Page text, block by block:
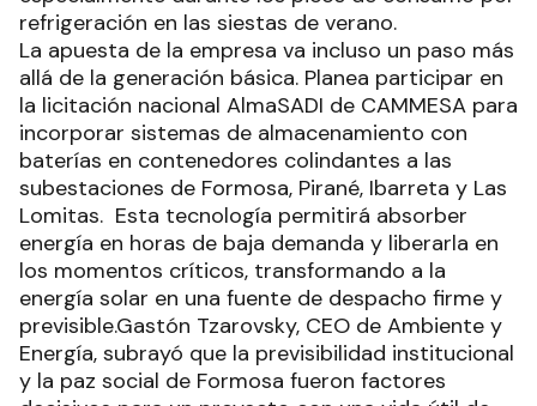
refrigeración en las siestas de verano.
La apuesta de la empresa va incluso un paso más
allá de la generación básica. Planea participar en
la licitación nacional AlmaSADI de CAMMESA para
incorporar sistemas de almacenamiento con
baterías en contenedores colindantes a las
subestaciones de Formosa, Pirané, Ibarreta y Las
Lomitas. Esta tecnología permitirá absorber
energía en horas de baja demanda y liberarla en
los momentos críticos, transformando a la
energía solar en una fuente de despacho firme y
previsible.Gastón Tzarovsky, CEO de Ambiente y
Energía, subrayó que la previsibilidad institucional
y la paz social de Formosa fueron factores